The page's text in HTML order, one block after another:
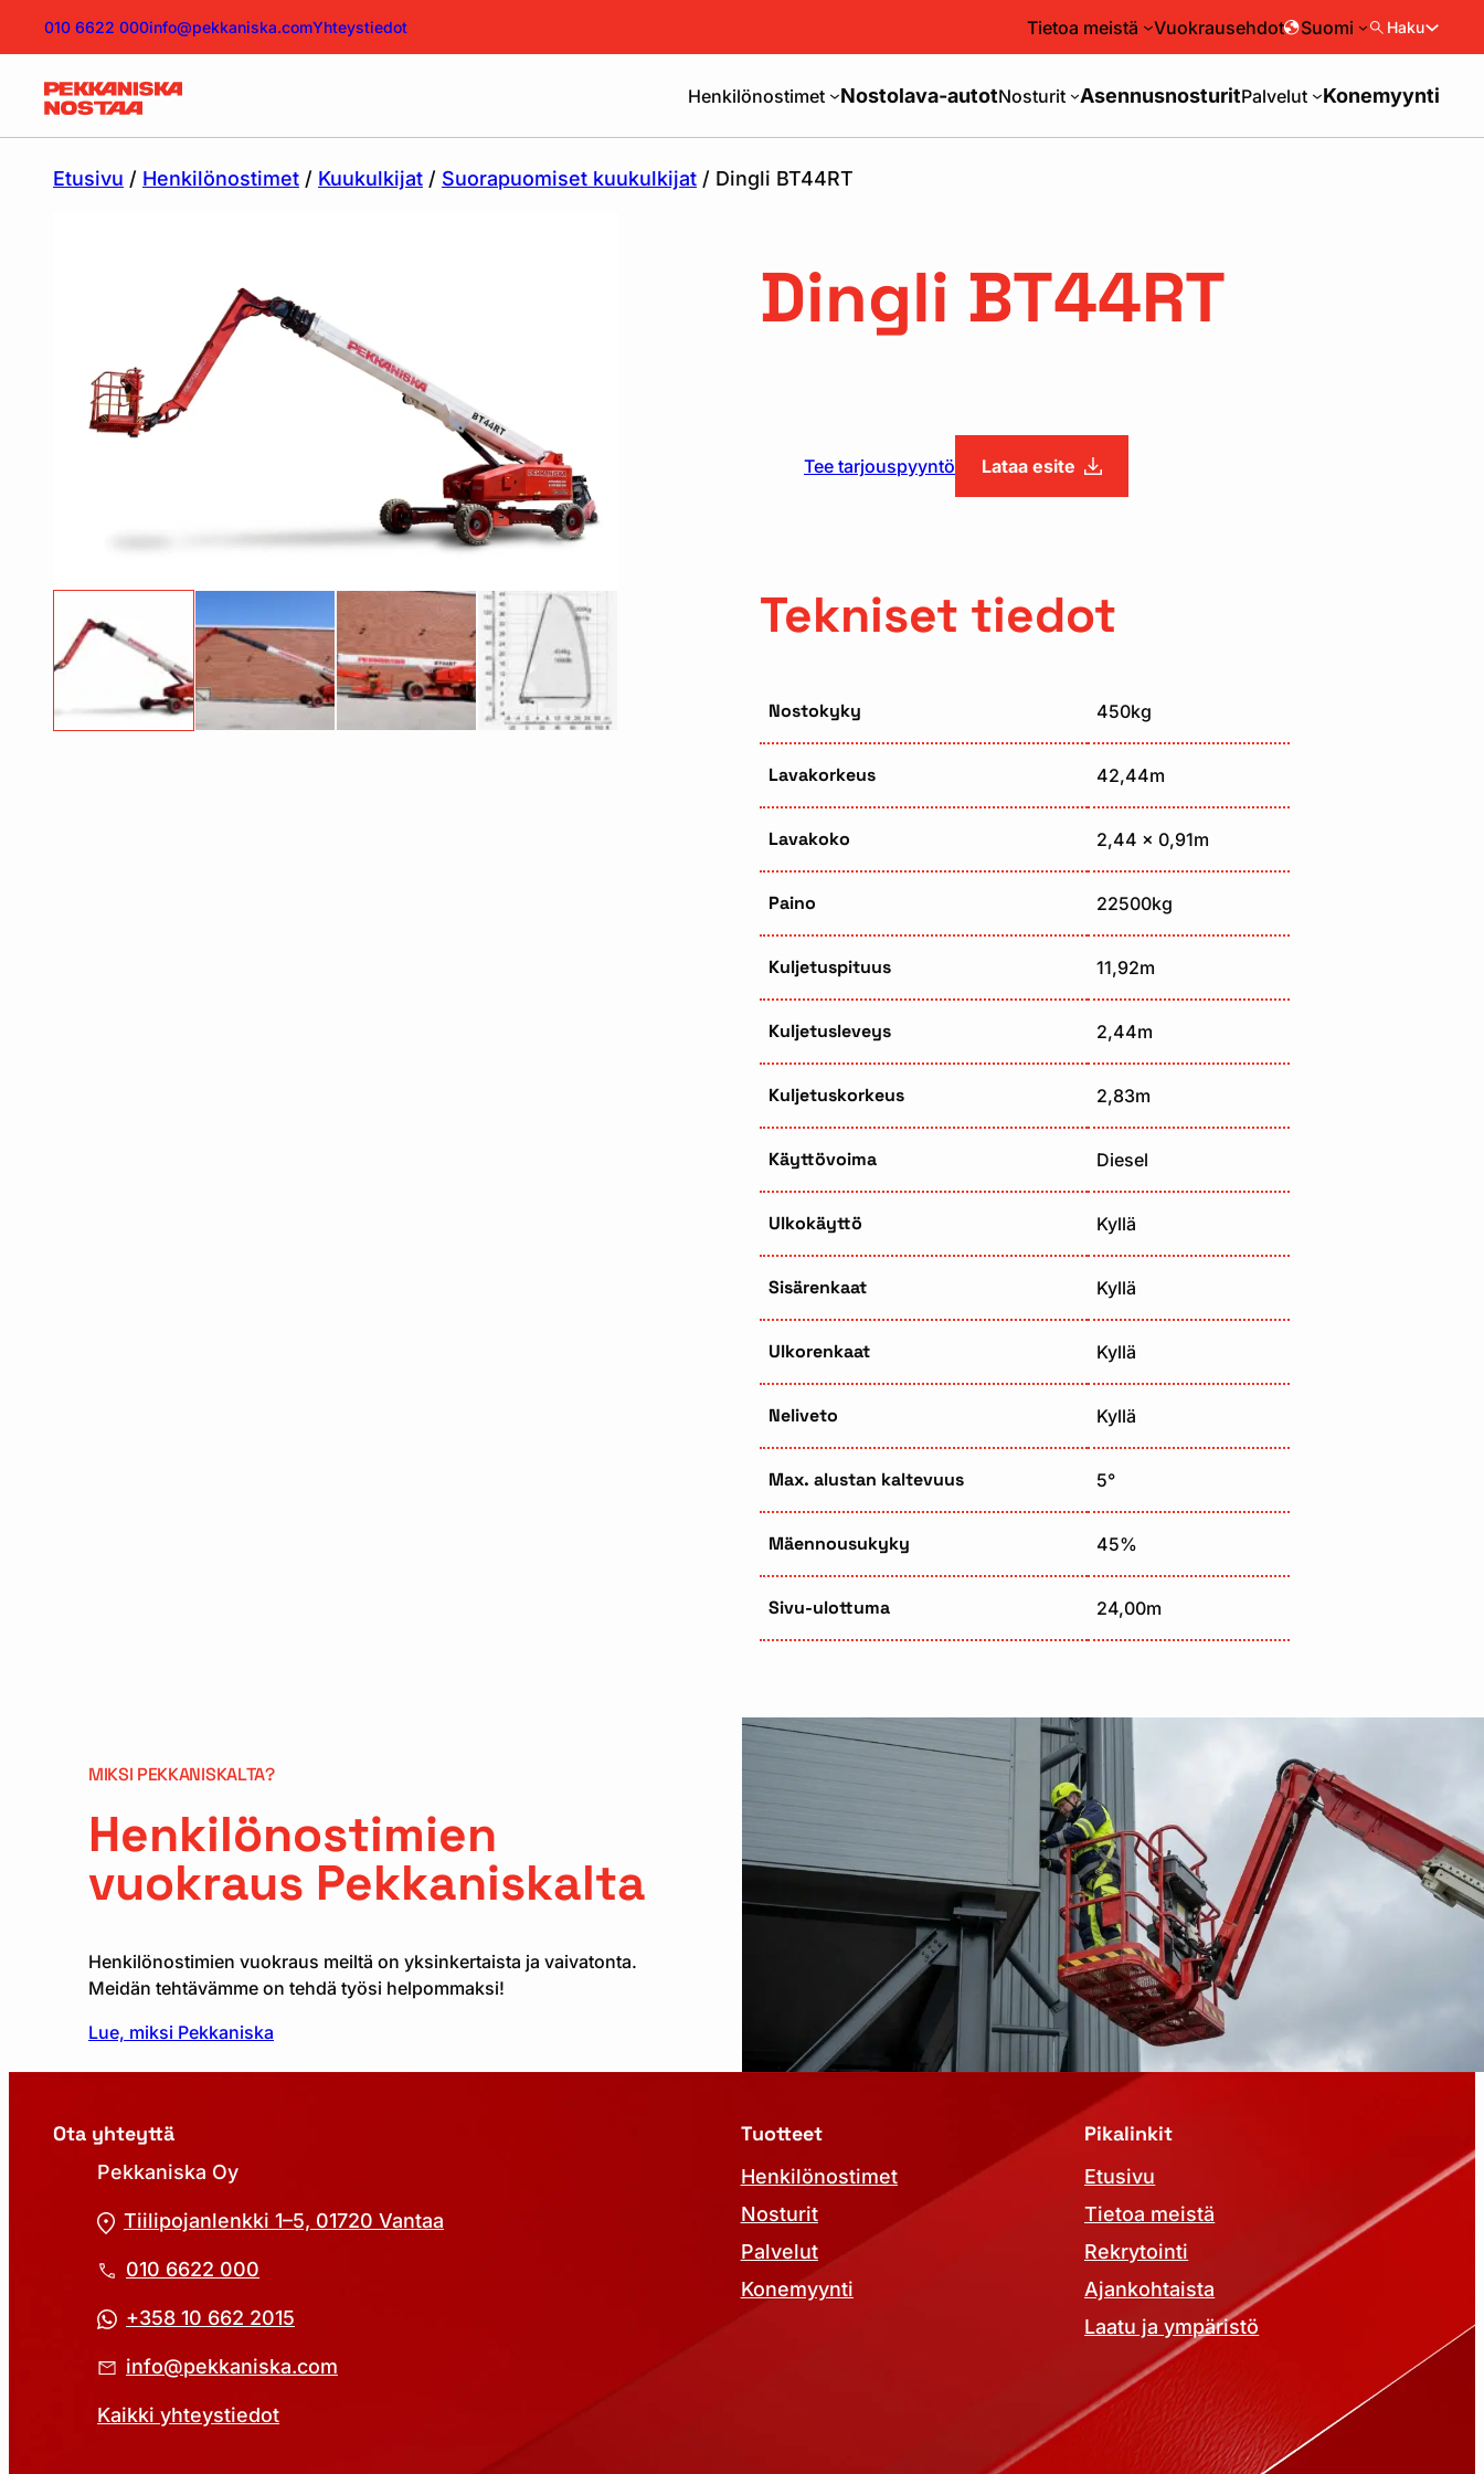
010 6622 000info@pekkaniska.comYhteystiedot Tietoa meistä Vuokrausehdot Suomi Haku
Henkilönostimet Nostolava-autotNosturit AsennusnosturitPalvelut Konemyynti
Etusivu / Henkilönostimet / Kuukulkijat / Suorapuomiset kuukulkijat / Dingli BT44RT
Dingli BT44RT
Tee tarjouspyyntö Lataa esite
Tekniset tiedot
Nostokyky 450kg
Lavakorkeus 42,44m
Lavakoko 2,44 x 0,91m
Paino 22500kg
Kuljetuspituus 11,92m
Kuljetusleveys 2,44m
Kuljetuskorkeus 2,83m
Käyttövoima Diesel
Ulkokäyttö Kyllä
Sisärenkaat Kyllä
Ulkorenkaat Kyllä
Neliveto Kyllä
Max. alustan kaltevuus 5°
Mäennousukyky 45%
Sivu-ulottuma 24,00m
MIKSI PEKKANISKALTA?
Henkilönostimien
vuokraus Pekkaniskalta
Henkilönostimien vuokraus meiltä on yksinkertaista ja vaivatonta.
Meidän tehtävämme on tehdä työsi helpommaksi!
Lue, miksi Pekkaniska
Ota yhteyttä
Pekkaniska Oy
Tiilipojanlenkki 1–5, 01720 Vantaa
010 6622 000
+358 10 662 2015
info@pekkaniska.com
Kaikki yhteystiedot
Tuotteet
Henkilönostimet
Nosturit
Palvelut
Konemyynti
Pikalinkit
Etusivu
Tietoa meistä
Rekrytointi
Ajankohtaista
Laatu ja ympäristö